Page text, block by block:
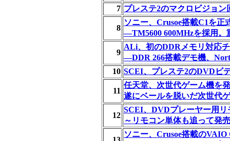
7 プレステ2のマクロビジョ
8
ソニー、Crusoe搭載C1を正
―TM5600 600MHzを採用。
9
ALi、初のDDRメモリ対応
―DDR 266搭載デモ機、
10 SCEI、プレステ2のDVDビ
11
任天堂、次世代ゲーム機を
遂にベールを脱いだ次世代
12
SCEI、DVDプレーヤー用リ
～リモコン単体も追って発
ソニー、Crusoe搭載の